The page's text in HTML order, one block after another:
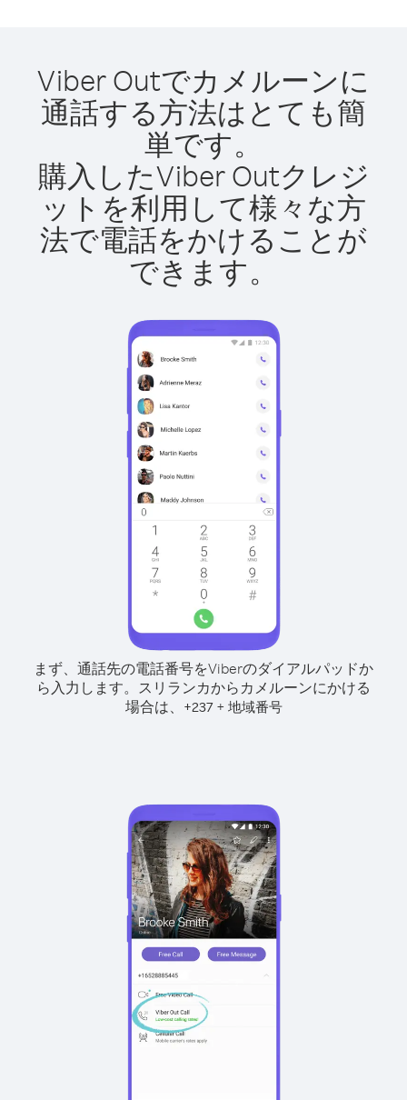
Viber Outでカメルーンに
通話する方法はとても簡
単です。
購入したViber Outクレジ
ットを利用して様々な方
法で電話をかけることが
できます。
まず、通話先の電話番号をViberのダイアルパッドか
ら入力します。 スリランカからカメルーンにかける
場合は、
+237+ 地域番号